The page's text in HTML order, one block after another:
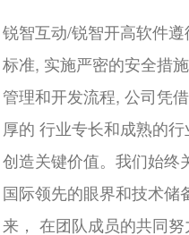
锐智互动/锐智开高软件
标准, 实施严密的安全措
管理和开发流程, 公司凭
厚的 行业专长和成熟的
创造关键价值。我们始终
国际领先的眼界和技术储
来， 在团队成员的共同